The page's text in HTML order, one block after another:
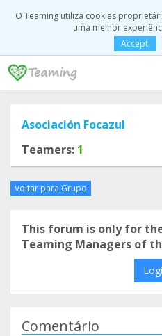
O Teaming utiliza cookies
uma melhor
Accept
Asociación Focazul
Teamers: 1
Voltar para Grupo
This forum is only for
Teaming Managers of
Comentário